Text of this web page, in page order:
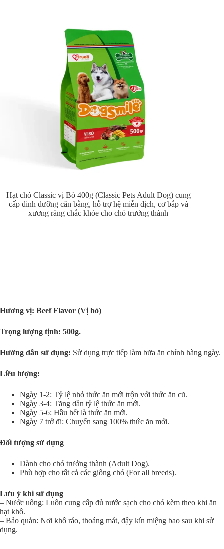
Hạt chó Classic vị Bò 400g (Classic Pets Adult Dog) cung
cấp dinh dưỡng cân bằng, hỗ trợ hệ miễn dịch, cơ bắp và
xương răng chắc khỏe cho chó trưởng thành
Hương vị: Beef Flavor (Vị bò)
Trọng lượng tịnh: 500g.
Hướng dẫn sử dụng: Sử dụng trực tiếp làm bữa ăn chính hàng ngày.
Liều lượng:
Ngày 1-2: Tỷ lệ nhỏ thức ăn mới trộn với thức ăn cũ.
Ngày 3-4: Tăng dần tỷ lệ thức ăn mới.
Ngày 5-6: Hầu hết là thức ăn mới.
Ngày 7 trở đi: Chuyển sang 100% thức ăn mới.
Đối tượng sử dụng
Dành cho chó trưởng thành (Adult Dog).
Phù hợp cho tất cả các giống chó (For all breeds).
Lưu ý khi sử dụng
– Nước uống: Luôn cung cấp đủ nước sạch cho chó kèm theo khi ăn
hạt khô.
– Bảo quản: Nơi khô ráo, thoáng mát, đậy kín miệng bao sau khi sử
dụng.